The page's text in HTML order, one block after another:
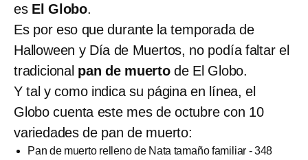
es El Globo.
Es por eso que durante la temporada de
Halloween y Día de Muertos, no podía faltar el
tradicional pan de muertode El Globo.
Y tal y como indica su página en línea, el
Globo cuenta este mes de octubre con 10
variedades de pan de muerto:
Pan de muerto relleno de Nata tamaño familiar - 348